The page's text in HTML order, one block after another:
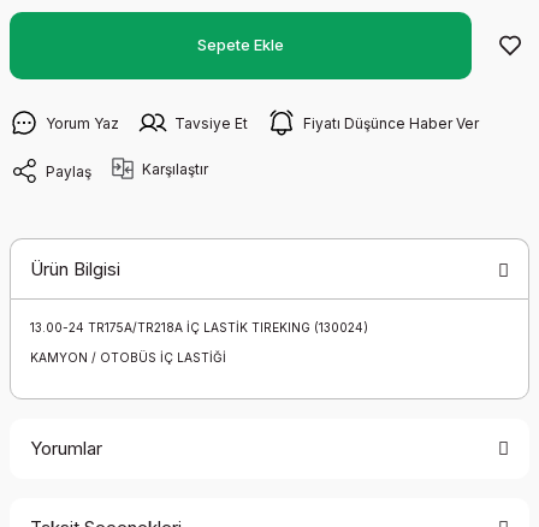
Sepete Ekle
Yorum Yaz Tavsiye Et Fiyatı Düşünce Haber Ver
Paylaş Karşılaştır
Ürün Bilgisi
13.00-24 TR175A/TR218A İÇ LASTİK TIREKING (130024)
KAMYON / OTOBÜS İÇ LASTİĞİ
Yorumlar